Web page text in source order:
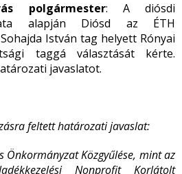
polgármester: A diósdi
alapján Diósd az ÉTH
István tag helyett Rónyai
taggá választását kérte.
javaslatot.
feltett határozati javaslat:
Önkormányzat Közgyűlése, mint az
Nonprofit Korlátolt